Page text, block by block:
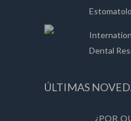
Dental
ÚLTIMAS
¿POR